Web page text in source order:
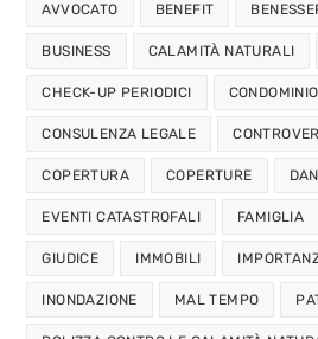
AVVOCATO BENEFIT
BUSINESS CALAMITÀ NATURALI
CHECK-UP PERIODICI CONDOMINIO
CONSULENZA LEGALE
COPERTURA COPERTURE
EVENTI CATASTROFALI FAMIGLIA
GIUDICE IMMOBILI
INONDAZIONE MAL TEMPO